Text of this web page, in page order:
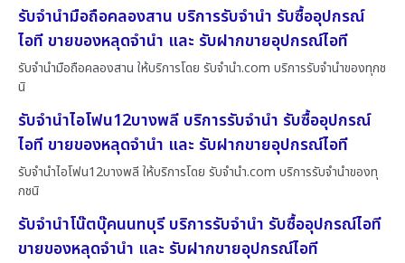
รับจำนำมือถือคลองสาน บริการรับจำนำ รับซื้ออุปกรณ์
ไอที ขายของหลุดจำนำ และ รับฝากขายอุปกรณ์ไอที
รับจำนำมือถือคลองสาน ให้บริการโดย รับจํานํา.com บริการรับจำนำของทุกช
นิ
รับจำนำไอโฟน12บางพลี บริการรับจำนำ รับซื้ออุปกรณ์
ไอที ขายของหลุดจำนำ และ รับฝากขายอุปกรณ์ไอที
รับจำนำไอโฟน12บางพลี ให้บริการโดย รับจํานํา.com บริการรับจำนำของทุ
กชนิ
รับจำนำโน๊ตบุ๊คนนทบุรี บริการรับจำนำ รับซื้ออุปกรณ์ไอที
ขายของหลุดจำนำ และ รับฝากขายอุปกรณ์ไอที